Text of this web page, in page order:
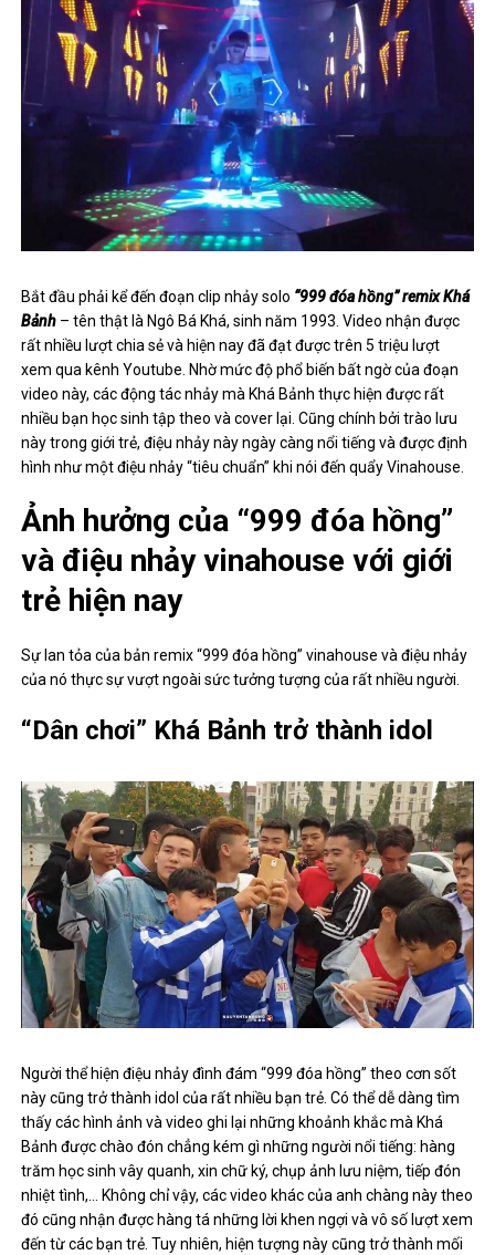
Bắt đầu phải kể đến đoạn clip nhảy solo “999 đóa hồng” remix Khá
Bảnh – tên thật là Ngô Bá Khá, sinh năm 1993. Video nhận được
rất nhiều lượt chia sẻ và hiện nay đã đạt được trên 5 triệu lượt
xem qua kênh Youtube. Nhờ mức độ phổ biến bất ngờ của đoạn
video này, các động tác nhảy mà Khá Bảnh thực hiện được rất
nhiều bạn học sinh tập theo và cover lại. Cũng chính bởi trào lưu
này trong giới trẻ, điệu nhảy này ngày càng nổi tiếng và được định
hình như một điệu nhảy “tiêu chuẩn” khi nói đến quẩy Vinahouse.
Ảnh hưởng của “999 đóa hồng”
và điệu nhảy vinahouse với giới
trẻ hiện nay
Sự lan tỏa của bản remix “999 đóa hồng” vinahouse và điệu nhảy
của nó thực sự vượt ngoài sức tưởng tượng của rất nhiều người.
“Dân chơi” Khá Bảnh trở thành idol
Người thể hiện điệu nhảy đình đám “999 đóa hồng” theo cơn sốt
này cũng trở thành idol của rất nhiều bạn trẻ. Có thể dễ dàng tìm
thấy các hình ảnh và video ghi lại những khoảnh khắc mà Khá
Bảnh được chào đón chẳng kém gì những người nổi tiếng: hàng
trăm học sinh vây quanh, xin chữ ký, chụp ảnh lưu niệm, tiếp đón
nhiệt tình,… Không chỉ vậy, các video khác của anh chàng này theo
đó cũng nhận được hàng tá những lời khen ngợi và vô số lượt xem
đến từ các bạn trẻ. Tuy nhiên, hiện tượng này cũng trở thành mối